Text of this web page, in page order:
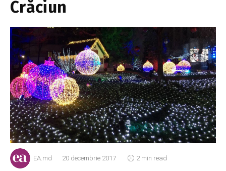
Crăciun
EA.md 20 decembrie 2017 2 min read